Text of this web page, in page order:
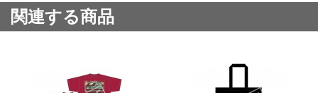
関連する商品